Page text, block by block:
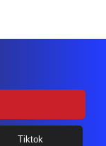
Tiktok